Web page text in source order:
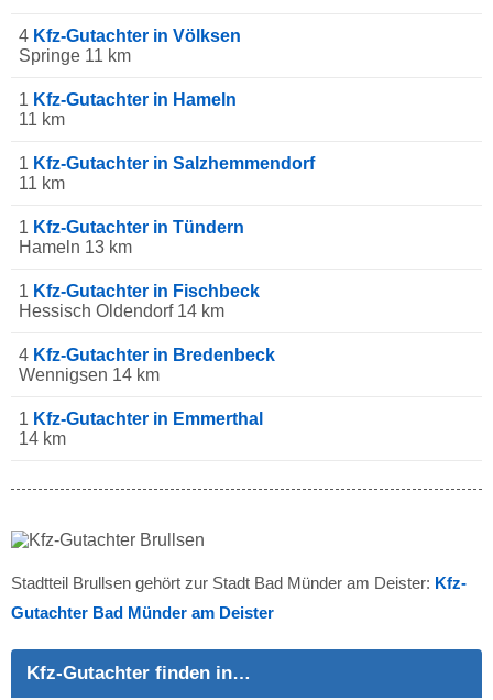
4 Kfz-Gutachter in Völksen
Springe 11 km
1 Kfz-Gutachter in Hameln
11 km
1 Kfz-Gutachter in Salzhemmendorf
11 km
1 Kfz-Gutachter in Tündern
Hameln 13 km
1 Kfz-Gutachter in Fischbeck
Hessisch Oldendorf 14 km
4 Kfz-Gutachter in Bredenbeck
Wennigsen 14 km
1 Kfz-Gutachter in Emmerthal
14 km
Stadtteil Brullsen gehört zur Stadt Bad Münder am Deister: Kfz-
Gutachter Bad Münder am Deister
Kfz-Gutachter finden in…